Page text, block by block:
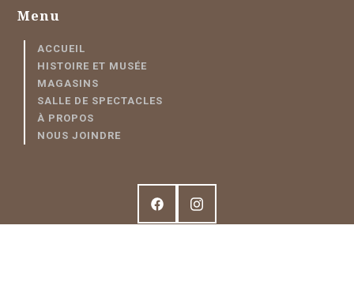
Menu
ACCUEIL
HISTOIRE ET MUSÉE
MAGASINS
SALLE DE SPECTACLES
À PROPOS
NOUS JOINDRE